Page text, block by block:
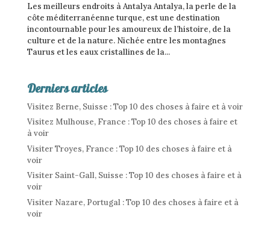
Les meilleurs endroits à Antalya Antalya, la perle de la
côte méditerranéenne turque, est une destination
incontournable pour les amoureux de l’histoire, de la
culture et de la nature. Nichée entre les montagnes
Taurus et les eaux cristallines de la...
Derniers articles
Visitez Berne, Suisse : Top 10 des choses à faire et à voir
Visitez Mulhouse, France : Top 10 des choses à faire et
à voir
Visiter Troyes, France : Top 10 des choses à faire et à
voir
Visiter Saint-Gall, Suisse : Top 10 des choses à faire et à
voir
Visiter Nazare, Portugal : Top 10 des choses à faire et à
voir